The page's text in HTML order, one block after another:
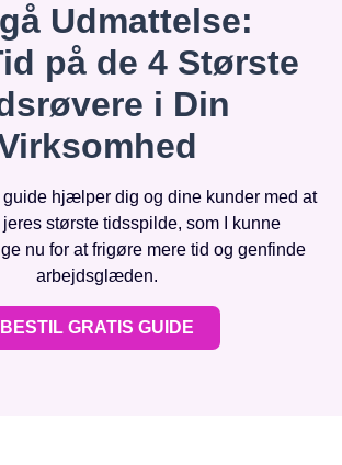
Udmattelse:
på de 4 Største
i Din
guide hjælper dig og dine kunder med at
største tidsspilde, som I kunne
nu for at frigøre mere tid og genfinde
arbejdsglæden.
BESTIL GRATIS GUIDE